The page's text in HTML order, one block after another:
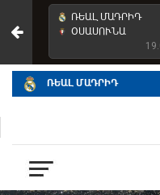
ՌԵԱԼ ՄԱԴՐԻԴ
ՕՍԱՍՈՒՆԱ
ՌԵԱԼ ՄԱԴՐԻԴ